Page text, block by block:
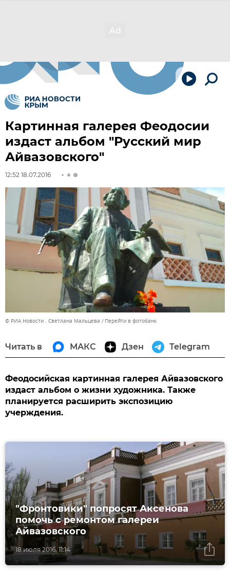
Картинная галерея Феодосии
издаст альбом "Русский мир
Айвазовского"
12:52 18.07.2016
© РИА Новости . Светлана Мальцева Перейти в фотобанк
Читать в МАКС Дзен Telegram
Феодосийская картинная галерея Айвазовского
издаст альбом о жизни художника. Также
планируется расширить экспозицию
учерждения.
18 июля 2016, 11:14
"Фронтовики" попросят Аксенова
помочь с ремонтом галереи
Айвазовского